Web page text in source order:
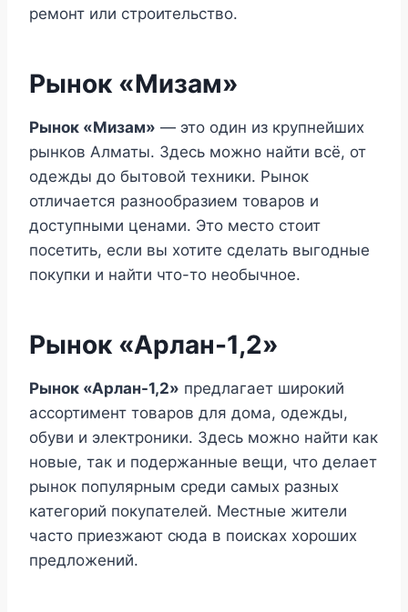
ремонт или строительство.
Рынок «Мизам»
Рынок «Мизам» — это один из крупнейших
рынков Алматы. Здесь можно найти всё, от
одежды до бытовой техники. Рынок
отличается разнообразием товаров и
доступными ценами. Это место стоит
посетить, если вы хотите сделать выгодные
покупки и найти что-то необычное.
Рынок «Арлан-1,2»
Рынок «Арлан-1,2» предлагает широкий
ассортимент товаров для дома, одежды,
обуви и электроники. Здесь можно найти как
новые, так и подержанные вещи, что делает
рынок популярным среди самых разных
категорий покупателей. Местные жители
часто приезжают сюда в поисках хороших
предложений.